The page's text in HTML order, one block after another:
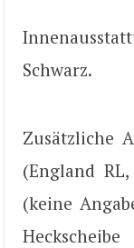
Schwarz.
Zusätzliche
(England
(keine